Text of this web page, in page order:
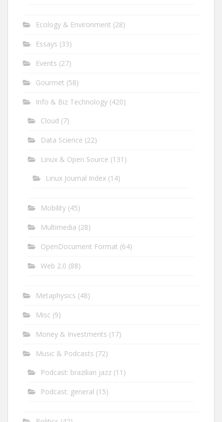
Ecology & Environment (28)
Essays (33)
Events (27)
Gourmet (58)
Info & Biz Technology (420)
Cloud (7)
Data Science (22)
Linux & Open Source (131)
Linux Journal Index (14)
Mobility (45)
Multimedia (28)
OpenDocument Format (64)
Web 2.0 (88)
Metaphysics (48)
Misc (9)
Money & Investments (17)
Music & Podcasts (72)
Podcast: brazilian jazz (11)
Podcast: general (15)